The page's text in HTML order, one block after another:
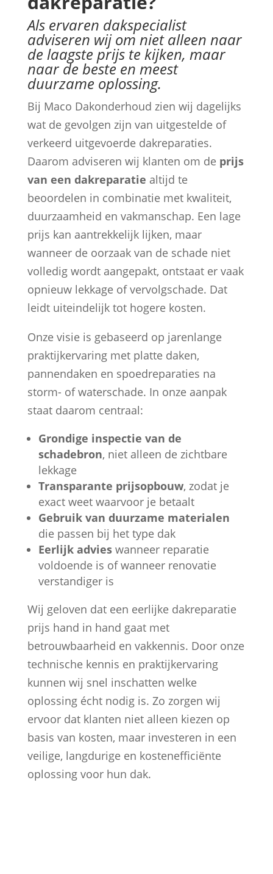
Als ervaren dakspecialist
adviseren wij om niet alleen naar
de laagste prijs te kijken, maar
naar de beste en meest
duurzame oplossing.
Bij Maco Dakonderhoud zien wij dagelijks
wat de gevolgen zijn van uitgestelde of
verkeerd uitgevoerde dakreparaties.
Daarom adviseren wij klanten om de prijs
van een dakreparatie altijd te
beoordelen in combinatie met kwaliteit,
duurzaamheid en vakmanschap. Een lage
prijs kan aantrekkelijk lijken, maar
wanneer de oorzaak van de schade niet
volledig wordt aangepakt, ontstaat er vaak
opnieuw lekkage of vervolgschade. Dat
leidt uiteindelijk tot hogere kosten.
Onze visie is gebaseerd op jarenlange
praktijkervaring met platte daken,
pannendaken en spoedreparaties na
storm- of waterschade. In onze aanpak
staat daarom centraal:
Grondige inspectie van de
schadebron, niet alleen de zichtbare
lekkage
Transparante prijsopbouw, zodat je
exact weet waarvoor je betaalt
Gebruik van duurzame materialen
die passen bij het type dak
Eerlijk advieswanneer reparatie
voldoende is of wanneer renovatie
verstandiger is
Wij geloven dat een eerlijke dakreparatie
prijs hand in hand gaat met
betrouwbaarheid en vakkennis. Door onze
technische kennis en praktijkervaring
kunnen wij snel inschatten welke
oplossing écht nodig is. Zo zorgen wij
ervoor dat klanten niet alleen kiezen op
basis van kosten, maar investeren in een
veilige, langdurige en kostenefficiënte
oplossing voor hun dak.